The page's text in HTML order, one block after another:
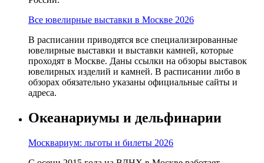
Все ювелирные выставки в Москве 2026
В расписании приводятся все специализированные
ювелирные выставки и выставки камней, которые
проходят в Москве. Даны ссылки на обзоры выставок
ювелирных изделий и камней. В расписании либо в
обзорах обязательно указаны официальные сайты и
адреса.
Океанариумы и дельфинарии
Москвариум: льготы и билеты 2026